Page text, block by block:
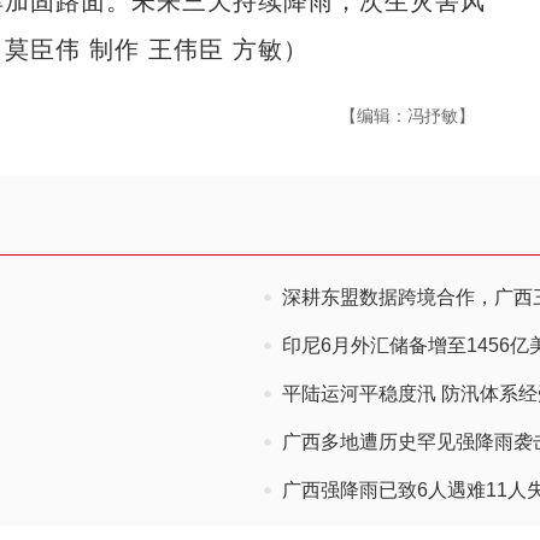
臣伟 制作 王伟臣 方敏）
【编辑：冯抒敏】
深耕东盟数据跨境合作，广
印尼6月外汇储备增至1456
平陆运河平稳度汛 防汛体系
广西多地遭历史罕见强降雨
广西强降雨已致6人遇难11人